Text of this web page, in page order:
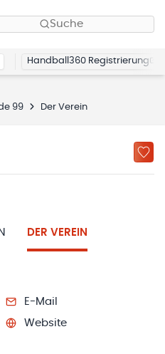
Suche
Handball360 Registrierung
99 Der Verein
DER VEREIN
E-Mail
Website